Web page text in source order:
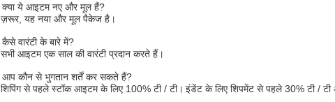
ये आइटम नए और मूल हैं?
यह नया और मूल पैकेज है।
वारंटी के बारे में?
आइटम एक साल की वारंटी प्रदान करते हैं।
कौन से भुगतान शर्तें कर सकते हैं?
से पहले स्टॉक आइटम के लिए 100% टी / टी। इंडेंट के लिए शिपमेंट से पहले 30% टी / टी